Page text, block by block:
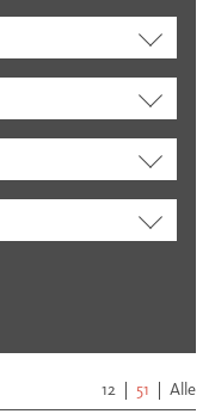
12 51 Alle